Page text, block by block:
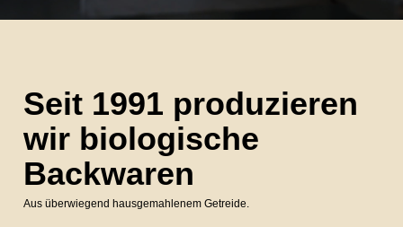
Seit 1991 produzieren
wir biologische
Backwaren
Aus überwiegend hausgemahlenem Getreide.